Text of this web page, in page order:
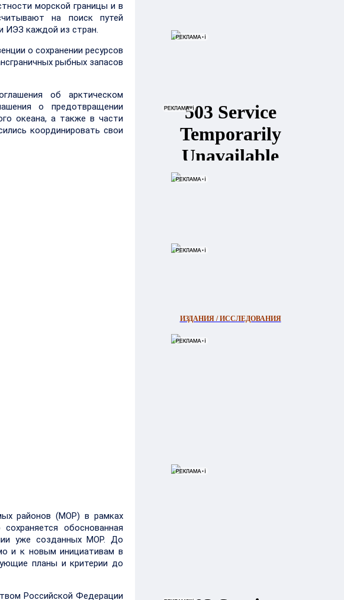
морской границы и в
на поиск путей
ИЭЗ каждой из стран.
о сохранении ресурсов
рыбных запасов
об арктическом
о предотвращении
океана, а также в части
координировать свои
районов (МОР) в рамках
обоснованная
уже созданных МОР. До
и к новым инициативам в
планы и критерии до
Российской Федерации
ИЗДАНИЯ / ИССЛЕДОВАНИЯ